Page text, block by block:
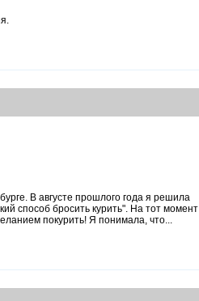
В августе прошлого года я решила
способ бросить курить". На тот момент
покурить! Я понимала, что...